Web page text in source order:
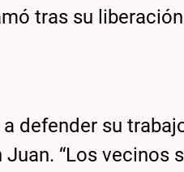
tras su
defender su
“Los vecinos